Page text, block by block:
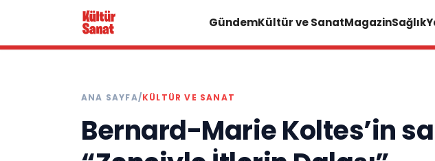
GündemKültür ve SanatMagazinSağlık
ANA SAYFA/KÜLTÜR VE SANAT
Bernard-Marie Koltes’in